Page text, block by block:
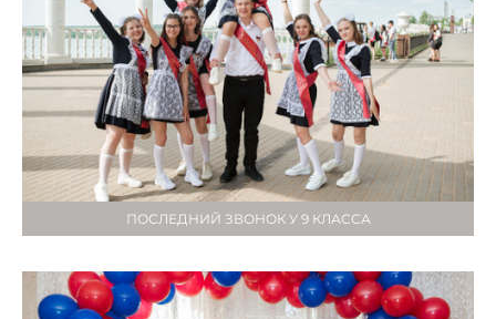
ПОСЛЕДНИЙ ЗВОНОК У 9 КЛАССА